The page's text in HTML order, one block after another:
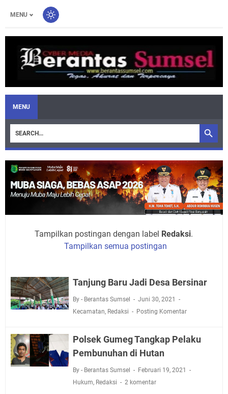
MENU
MENU
Tampilkan postingan dengan label Redaksi.
Tampilkan semua postingan
Tanjung Baru Jadi Desa Bersinar
By - Berantas Sumsel
Juni 30, 2021
Kecamatan, Redaksi Posting Komentar
Polsek Gumeg Tangkap Pelaku
Pembunuhan di Hutan
By - Berantas Sumsel
Februari 19, 2021
Hukum, Redaksi 2 komentar